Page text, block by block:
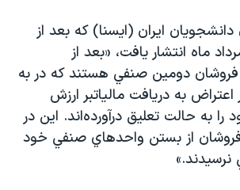
ایران (ایسنا) که بعد از
روز شنبه ۲۲ مرداد ماه انتشار یافت، «بعد از
فروشان دومين صنفي هستند كه در به
به دريافت مالياتبر ارزش
را به حالت تعليق درآورده‌اند. اين در
از بستن واحدهاي صنفي خود